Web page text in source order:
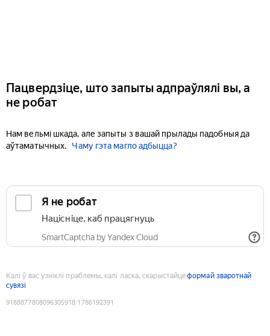
Пацвердзіце, што запыты адпраўлялі вы, а
не робат
Нам вельмі шкада, але запыты з вашай прылады падобныя да
аўтаматычных.
Чаму гэта магло адбыцца?
Я не робат
Націсніце, каб працягнуць
SmartCaptcha by Yandex Cloud
Калі ў вас узніклі праблемы, калі ласка, скарыстайцеформай зваротнай
сувязі
9188877808096305918:1786192391